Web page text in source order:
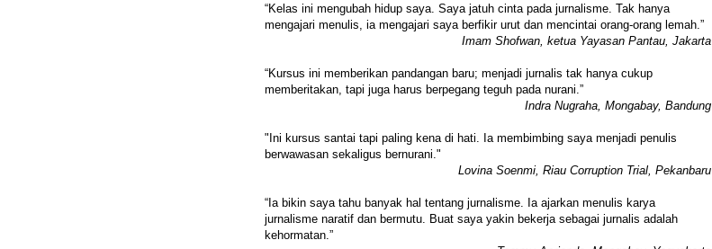
“Kelas ini mengubah hidup saya. Saya jatuh cinta pada jurnalisme. Tak hanya
mengajari menulis, ia mengajari saya berfikir urut dan mencintai orang-orang lemah.”
Imam Shofwan, ketua Yayasan Pantau, Jakarta
“Kursus ini memberikan pandangan baru; menjadi jurnalis tak hanya cukup
memberitakan, tapi juga harus berpegang teguh pada nurani.”
Indra Nugraha, Mongabay, Bandung
"Ini kursus santai tapi paling kena di hati. Ia membimbing saya menjadi penulis
berwawasan sekaligus bernurani."
Lovina Soenmi, Riau Corruption Trial, Pekanbaru
“Ia bikin saya tahu banyak hal tentang jurnalisme. Ia ajarkan menulis karya
jurnalisme naratif dan bermutu. Buat saya yakin bekerja sebagai jurnalis adalah
kehormatan.”